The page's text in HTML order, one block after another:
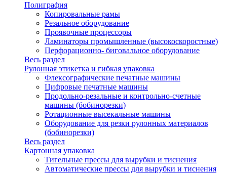
Полиграфия
Копировальные рамы
Резальное оборудование
Проявочные процессоры
Ламинаторы промышленные (высокоскоростные)
Перфорационно- биговальное оборудование
Весь раздел
Рулонная этикетка и гибкая упаковка
Флексографические печатные машины
Цифровые печатные машины
Продольно-резальные и контрольно-счетные
машины (бобинорезки)
Ротационные высекальные машины
Оборудование для резки рулонных материалов
(бобинорезки)
Весь раздел
Картонная упаковка
Тигельные прессы для вырубки и тиснения
Автоматические прессы для вырубки и тиснения